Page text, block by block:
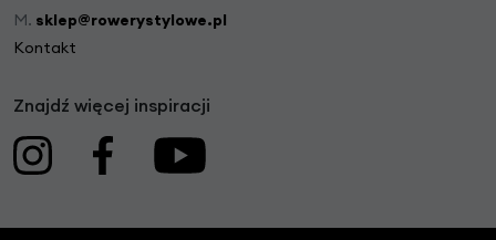
M. sklep@rowerystylowe.pl
Kontakt
Znajdź więcej inspiracji